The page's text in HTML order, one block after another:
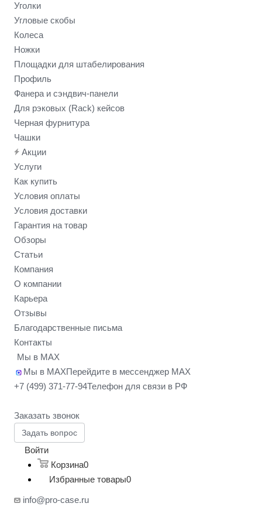
Уголки
Угловые скобы
Колеса
Ножки
Площадки для штабелирования
Профиль
Фанера и сэндвич-панели
Для рэковых (Rack) кейсов
Черная фурнитура
Чашки
Акции
Услуги
Как купить
Условия оплаты
Условия доставки
Гарантия на товар
Обзоры
Статьи
Компания
О компании
Карьера
Отзывы
Благодарственные письма
Контакты
Мы в MAX
Мы в MAXПерейдите в мессенджер MAX
+7 (499) 371-77-94Телефон для связи в РФ
Заказать звонок
Задать вопрос
Войти
Корзина0
Избранные товары0
info@pro-case.ru